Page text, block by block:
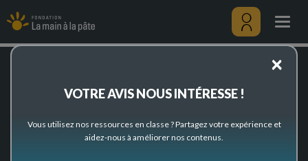
au
contenu
principal
Menu
Senlis
Centre Pilote Senlis
×
VOTRE AVIS NOUS INTÉRESSE !
Vous utilisez nos ressources en classe ? Partagez votre expérience et
aidez-nous à améliorer nos contenus.